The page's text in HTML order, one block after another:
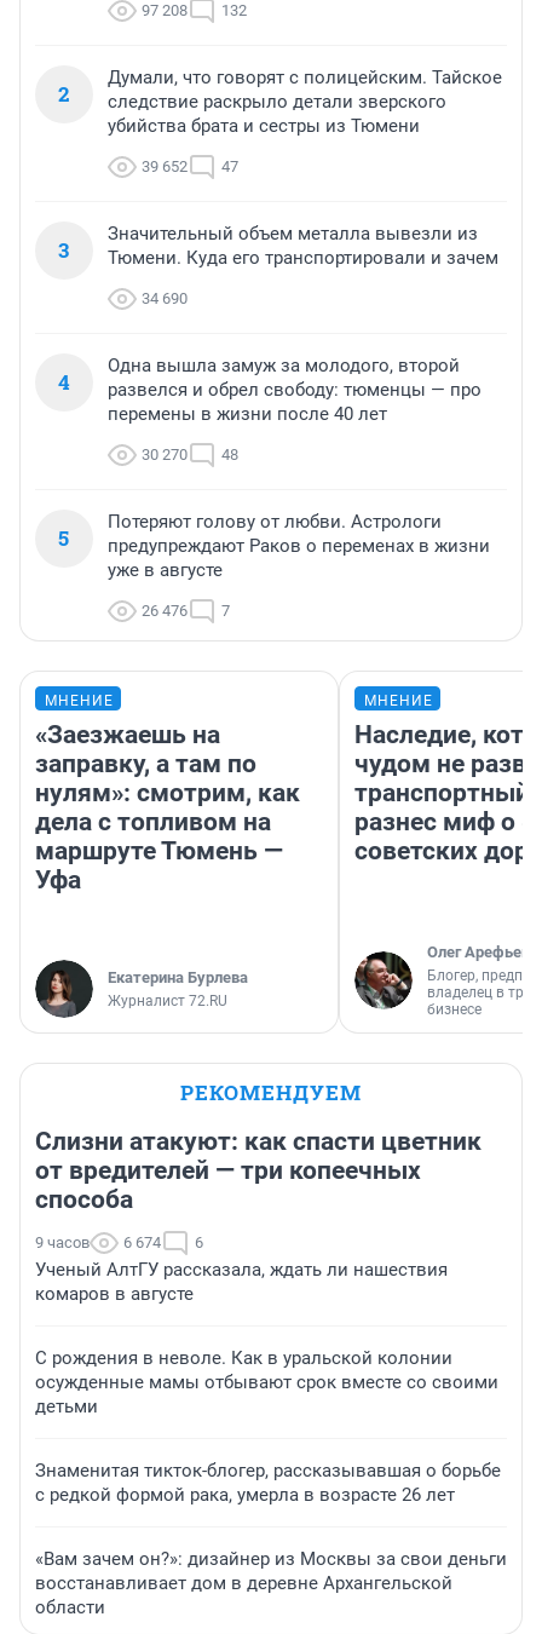
97 208 132
2
Думали, что говорят с полицейским. Тайское
следствие раскрыло детали зверского
убийства брата и сестры из Тюмени
39 652 47
3
Значительный объем металла вывезли из
Тюмени. Куда его транспортировали и зачем
34 690
4
Одна вышла замуж за молодого, второй
развелся и обрел свободу: тюменцы — про
перемены в жизни после 40 лет
30 270 48
5
Потеряют голову от любви. Астрологи
предупреждают Раков о переменах в жизни
уже в августе
26 476 7
МНЕНИЕ
«Заезжаешь на
заправку, а там по
нулям»: смотрим, как
дела с топливом на
маршруте Тюмень —
Уфа
Екатерина Бурлева
Журналист 72.RU
МНЕНИЕ
Наследие,
чудом не
транспортный
разнес миф о
советских
Олег Арефьев
Блогер,
владелец в
бизнесе
РЕКОМЕНДУЕМ
Слизни атакуют: как спасти цветник
от вредителей — три копеечных
способа
9 часов 6 674 6
Ученый АлтГУ рассказала, ждать ли нашествия
комаров в августе
С рождения в неволе. Как в уральской колонии
осужденные мамы отбывают срок вместе со своими
детьми
Знаменитая тикток-блогер, рассказывавшая о борьбе
с редкой формой рака, умерла в возрасте 26 лет
«Вам зачем он?»: дизайнер из Москвы за свои деньги
восстанавливает дом в деревне Архангельской
области